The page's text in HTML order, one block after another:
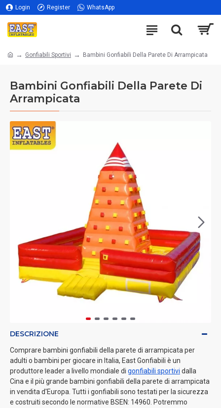
Login Register WhatsApp
Gonfiabili Sportivi Bambini Gonfiabili Della Parete Di Arrampicata
Bambini Gonfiabili Della Parete Di
Arrampicata
DESCRIZIONE
Comprare bambini gonfiabili della parete di arrampicata per
adulti o bambini per giocare in Italia, East Gonfiabili è un
produttore leader a livello mondiale di gonfiabili sportivi dalla
Cina e il più grande bambini gonfiabili della parete di arrampicata
in vendita d'Europa. Tutti i gonfiabili sono testati per la sicurezza
e costruiti secondo le normative BSEN: 14960. Potremmo